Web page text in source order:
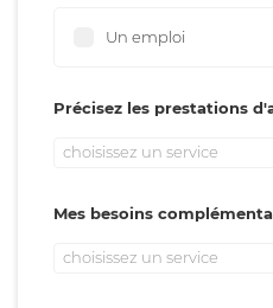
Un emploi
Précisez les prestations
choisissez un service
Mes besoins
choisissez un service